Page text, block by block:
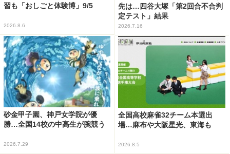
習も「おしごと体験博」9/5
2026.8.6
先は…四谷大塚「第2回合不合判
定テスト」結果
2026.7.16
砂金甲子園、神戸女学院が優
勝…全国14校の中高生が腕競う
2026.7.29
全国高校麻雀32チーム本選出
場…麻布や大阪星光、東海も
2026.8.5